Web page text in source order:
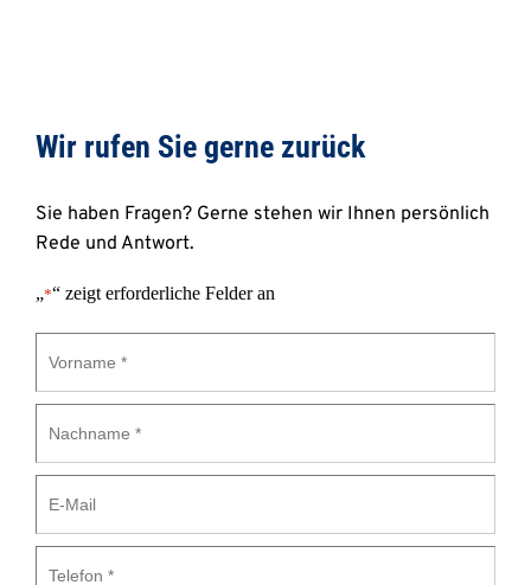
Wir rufen Sie gerne zurück
Sie haben Fragen? Gerne stehen wir Ihnen persönlich
Rede und Antwort.
„*“ zeigt erforderliche Felder an
Mail